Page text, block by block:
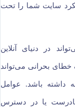
سایت شما را تحت
در دنیای آنلاین
خطای بحرانی می‌تواند
داشته باشد. عوامل
نادرست یا در دسترس